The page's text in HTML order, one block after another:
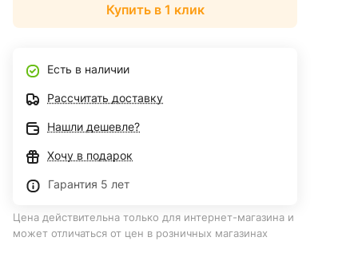
Купить в 1 клик
Есть в наличии
Рассчитать доставку
Нашли дешевле?
Хочу в подарок
Гарантия 5 лет
Цена действительна только для интернет-магазина и
может отличаться от цен в розничных магазинах